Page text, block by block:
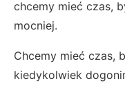
chcemy mieć czas,
mocniej.
Chcemy mieć czas,
kiedykolwiek